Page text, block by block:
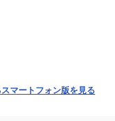
スマートフォン版を見る